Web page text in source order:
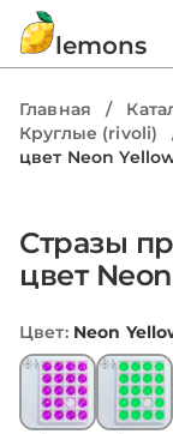
lemons
Главная /
Круглые (rivoli)
цвет Neon
1 / 5
Стразы
цвет
Цвет: Neon